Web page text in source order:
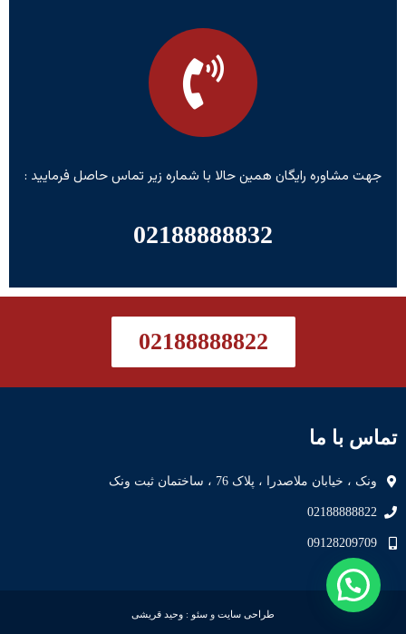
جهت مشاوره رایگان همین حالا با شماره زیر تماس حاصل فرمایید :
02188888832
02188888822
تماس با ما
ونک ، خیابان ملاصدرا ، پلاک 76 ، ساختمان ثبت ونک
02188888822
09128209709
طراحی سایت و سئو : وحید قریشی